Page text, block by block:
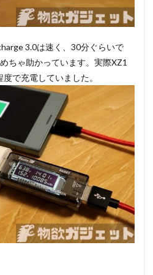
3.0は速く、30分ぐらいで
ちゃ助かっています。実際XZ1
で充電していました。